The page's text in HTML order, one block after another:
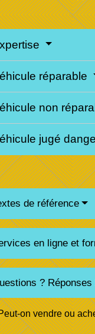
réparable
non
jugé
de référence
en ligne et
? Réponses
on vendre ou